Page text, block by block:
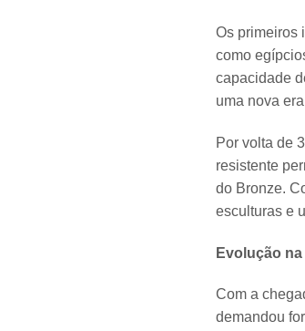
Os primeiros
como
capacidade
uma nova
Por volta de
resistente
do Bronze.
esculturas e
Evolução
Com a
demandou